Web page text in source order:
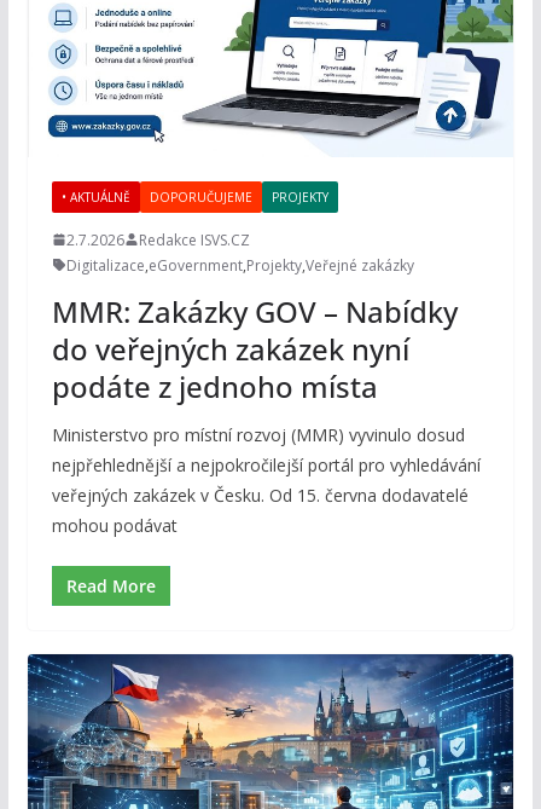
• AKTUÁLNĚ DOPORUČUJEME PROJEKTY
2.7.2026
Redakce ISVS.CZ
Digitalizace,eGovernment,Projekty,Veřejné zakázky
MMR: Zakázky GOV – Nabídky
do veřejných zakázek nyní
podáte z jednoho místa
Ministerstvo pro místní rozvoj (MMR) vyvinulo dosud
nejpřehlednější a nejpokročilejší portál pro vyhledávání
veřejných zakázek v Česku. Od 15. června dodavatelé
mohou podávat
Read More